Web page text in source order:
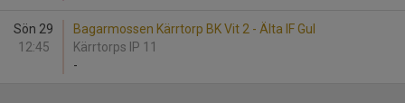
Sön 29
12:45
Bagarmossen Kärrtorp BK Vit 2 - Älta IF Gul
Kärrtorps IP 11
-